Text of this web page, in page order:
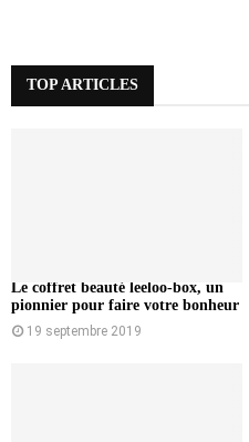
TOP ARTICLES
Le coffret beauté leeloo-box, un
pionnier pour faire votre bonheur
19 septembre 2019